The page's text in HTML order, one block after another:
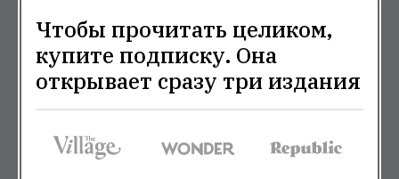
Чтобы прочитать целиком,
купите подписку. Она
открывает сразу три издания